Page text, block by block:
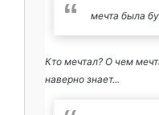
мечта была
Кто мечтал? О чем
наверно знает...